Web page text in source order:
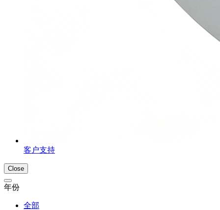
客户支持
Close
年份
全部